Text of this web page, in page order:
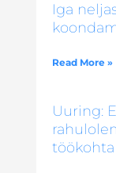
Iga
Read More »
Uuring:
töökohta